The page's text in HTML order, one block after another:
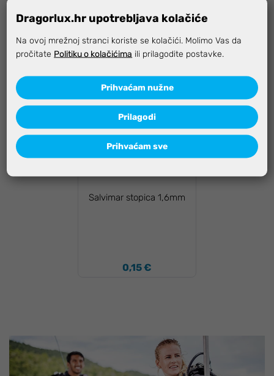
Salvimar stopica 1,6mm
0,15 €
Dragorlux.hr upotrebljava kolačiće
Na ovoj mrežnoj stranci koriste se kolačići. Molimo Vas da
pročitate Politiku o kolačićima ili prilagodite postavke.
Prihvaćam nužne
Prilagodi
Prihvaćam sve